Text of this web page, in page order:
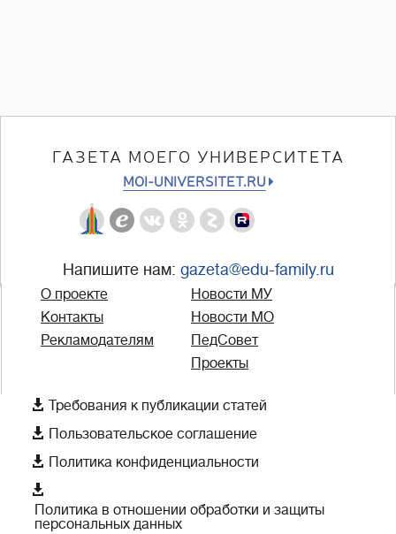
ГАЗЕТА МОЕГО УНИВЕРСИТЕТА
MOI-UNIVERSITET.RU
Напишите нам: gazeta@edu-family.ru
О проекте
Контакты
Рекламодателям
Новости МУ
Новости МО
ПедСовет
Проекты
 Требования к публикации статей
 Пользовательское соглашение
 Политика конфиденциальности

Политика в отношении обработки и защиты
персональных данных